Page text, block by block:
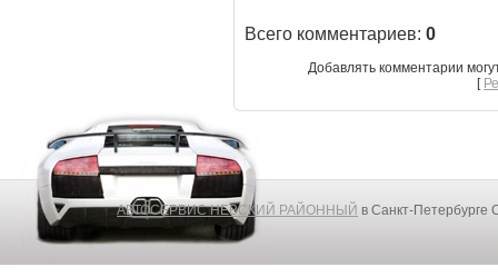
Всего комментариев: 0
Добавлять комментарии
[
АВТОСЕРВИС НЕВСКИЙ РАЙОННЫЙ в Санкт-Петербурге